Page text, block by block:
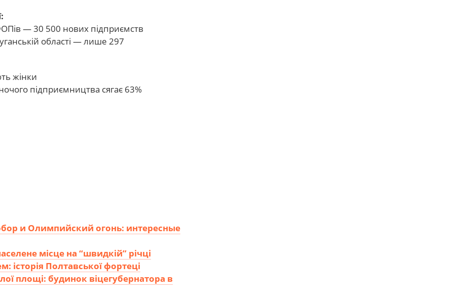
— 30 500 нових підприємств
області — лише 297
жінки
підприємництва сягає 63%
и Олимпийский огонь: интересные
місце на “швидкій” річці
історія Полтавської фортеці
площі: будинок віцегубернатора в